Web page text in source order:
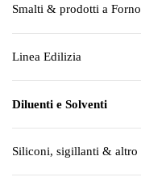
Smalti & prodotti a Forno
Linea Edilizia
Diluenti e Solventi
Siliconi, sigillanti & altro